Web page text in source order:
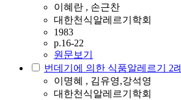
이혜란 , 손근찬
대한천식알레르기학회
1983
p.16-22
원문보기
번데기에 의한 식품알레르기 2례
이명혜 , 김유영,강석영
대한천식알레르기학회